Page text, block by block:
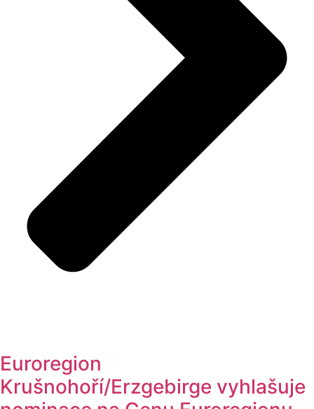
Euroregion
Krušnohoří/Erzgebirge vyhlašuje